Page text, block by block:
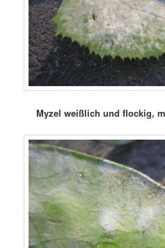
Myzel weißlich und flockig,